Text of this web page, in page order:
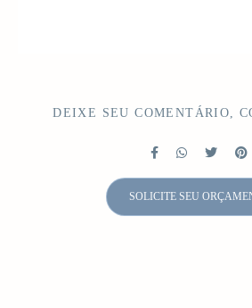
DEIXE SEU COMENTÁRIO,
SOLICITE SEU